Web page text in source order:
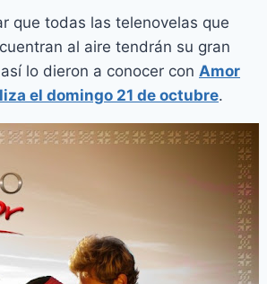
que todas las telenovelas que
al aire tendrán su gran
lo dieron a conocer con Amor
el domingo 21 de octubre.